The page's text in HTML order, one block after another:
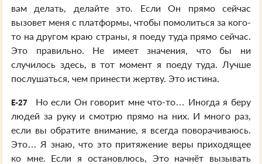
вам делать, делайте это. Если Он прямо сейчас
вызовет меня с платформы, чтобы помолиться за кого-
то на другом краю страны, я поеду туда прямо сейчас.
Это правильно. Не имеет значения, что бы ни
случилось здесь, в тот момент я поеду туда. Лучше
послушаться, чем принести жертву. Это истина.
E-27
Но если Он говорит мне что-то… Иногда я беру
людей за руку и смотрю прямо на них. И много раз,
если вы обратите внимание, я всегда поворачиваюсь.
Это… Я знаю, что это притяжение веры приходящее
ко мне. Если я остановлюсь, Это начнёт вызывать